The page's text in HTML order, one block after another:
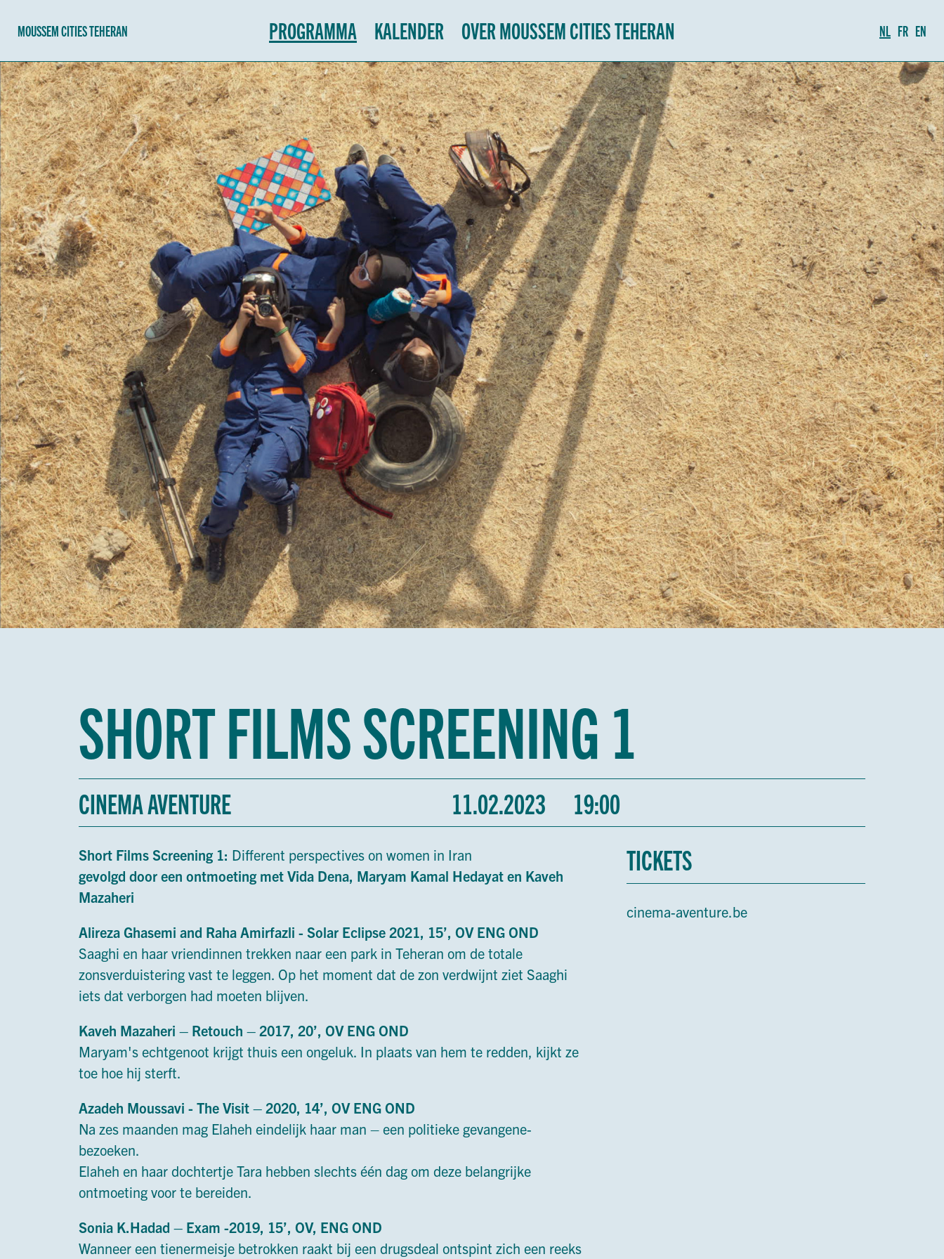
MOUSSEM CITIES TEHERAN PROGRAMMA KALENDER OVER MOUSSEM CITIES TEHERAN NL FR EN
SHORT FILMS SCREENING 1
CINEMA AVENTURE 11.02.2023 19:00
Short Films Screening 1: Different perspectives on women in Iran
gevolgd door een ontmoeting met Vida Dena, Maryam Kamal Hedayat en Kaveh
Mazaheri
Alireza Ghasemi and Raha Amirfazli - Solar Eclipse 2021, 15’, OV ENG OND
Saaghi en haar vriendinnen trekken naar een park in Teheran om de totale
zonsverduistering vast te leggen. Op het moment dat de zon verdwijnt ziet Saaghi
iets dat verborgen had moeten blijven.
Kaveh Mazaheri – Retouch – 2017, 20’, OV ENG OND
Maryam's echtgenoot krijgt thuis een ongeluk. In plaats van hem te redden, kijkt ze
toe hoe hij sterft.
Azadeh Moussavi - The Visit – 2020, 14’, OV ENG OND
Na zes maanden mag Elaheh eindelijk haar man – een politieke gevangene-
bezoeken.
Elaheh en haar dochtertje Tara hebben slechts één dag om deze belangrijke
ontmoeting voor te bereiden.
Sonia K.Hadad – Exam -2019, 15’, OV, ENG OND
Wanneer een tienermeisje betrokken raakt bij een drugsdeal ontspint zich een reeks
TICKETS
cinema-aventure.be